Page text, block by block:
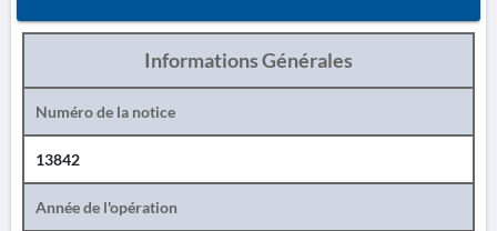
Informations Générales
Numéro de la notice
13842
Année de l'opération